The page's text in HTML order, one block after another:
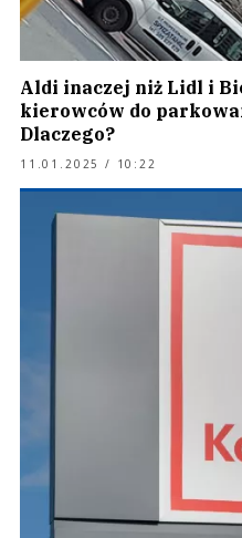
Aldi inaczej niż Lidl i
kierowców do
Dlaczego?
11.01.2025 / 10:22